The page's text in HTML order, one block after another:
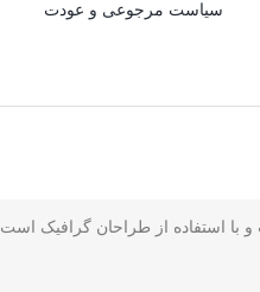
سیاست مرجوعی و عودت
با استفاده از طراحان گرافیک است.